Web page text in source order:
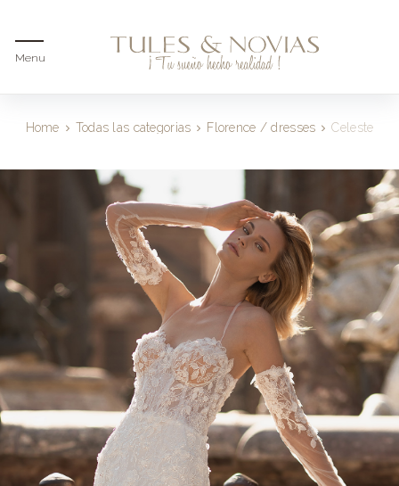
Menu
Home Todas las categorias Florence / dresses Celeste